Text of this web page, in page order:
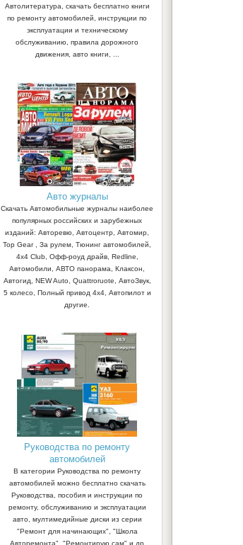
Автолитература, скачать бесплатно книги
по ремонту автомобилей, инструкции по
эксплуатации и техническому
обслуживанию, правила дорожного
движения, авто книги, ...
Авто журналы
Скачать Автомобильные журналы наиболее
популярных российских и зарубежных
изданий: Авторевю, Автоцентр, Автомир,
Top Gear , За рулем, Тюнинг автомобилей,
4x4 Club, Офф-роуд драйв, Redline,
Автомобили, АВТО панорама, Клаксон,
Автогид, NEW Auto, Quattroruote, АвтоЗвук,
5 колесо, Полный привод 4х4, Автопилот и
другие.
Руководства по ремонту
автомобилей
В категории Руководства по ремонту
автомобилей можно бесплатно скачать
Руководства, пособия и инструкции по
ремонту, обслуживанию и эксплуатации
авто, мултимедийные диски из серии
"Ремонт для начинающих", "Школа
Авторемонта", "Ремонтирую сам" и др